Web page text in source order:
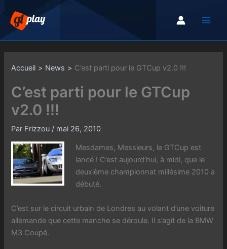
contenu
Accueil News C’est parti pour le GTCup v2.0 !!!
C’est parti pour le GTCup
v2.0 !!!
Par Frizzou / mai 26, 2010
Mesdames, Messieurs, le GTCup est
lancé ! C’est aujourd’hui, à midi, que le
deuxième championnat millésime 2010 a
débuté.
C’est sur le circuit urbain de Londres au volant d’une voiture
allemande que cette manche se déroule. Il s’agit de la BMW
M3 Coupé.